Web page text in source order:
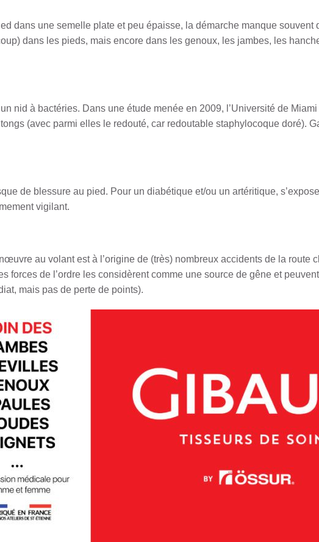
dans une semelle plate et peu épaisse, la démarche manque souvent
dans les pieds, mais encore dans les genoux, les jambes, les
nid à bactéries. Dans une étude menée en 2009, l’Université de
(avec parmi elles le redouté, car redoutable staphylocoque doré).
de blessure au pied. Pour un diabétique et/ou un artéritique,
vigilant.
au volant est à l’origine de (très) nombreux accidents de la route
forces de l’ordre les considèrent comme une source de gêne et
mais pas de perte de points).